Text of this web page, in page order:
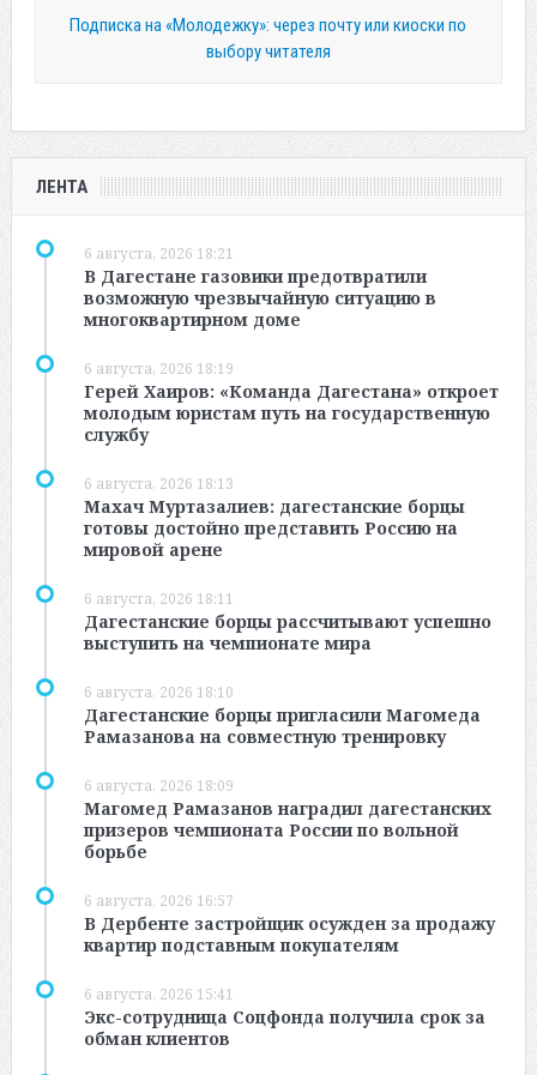
Подписка на «Молодежку»: через почту или киоски по
выбору читателя
ЛЕНТА
6 августа, 2026 18:21
В Дагестане газовики предотвратили
возможную чрезвычайную ситуацию в
многоквартирном доме
6 августа, 2026 18:19
Герей Хаиров: «Команда Дагестана» откроет
молодым юристам путь на государственную
службу
6 августа, 2026 18:13
Махач Муртазалиев: дагестанские борцы
готовы достойно представить Россию на
мировой арене
6 августа, 2026 18:11
Дагестанские борцы рассчитывают успешно
выступить на чемпионате мира
6 августа, 2026 18:10
Дагестанские борцы пригласили Магомеда
Рамазанова на совместную тренировку
6 августа, 2026 18:09
Магомед Рамазанов наградил дагестанских
призеров чемпионата России по вольной
борьбе
6 августа, 2026 16:57
В Дербенте застройщик осужден за продажу
квартир подставным покупателям
6 августа, 2026 15:41
Экс-сотрудница Соцфонда получила срок за
обман клиентов